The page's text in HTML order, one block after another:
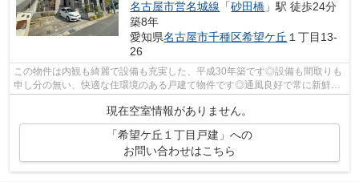
名古屋市営名城線 「砂田橋 」駅 徒歩24分
築8年
愛知県名古屋市千種区希望ケ丘 １丁目13-
26
この物件は内観も綺麗で設備も充実した、平成30年築です◎設備も間取りも
申し分の無い、快適な住環境のある戸建て物件です◎通風良好で常に新鮮な
空気を送り込む物件をご案内します◎こち...
現在空室情報がありません。
「希望ケ丘１丁目戸建」への
お問い合わせはこちら